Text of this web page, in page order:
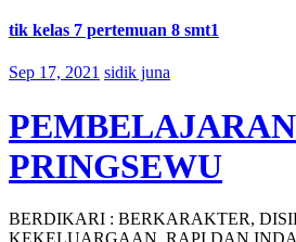
tik kelas 7 pertemuan 8 smt1
Sep 17, 2021 sidik juna
PRINGSEWU
BERDIKARI : BERKARAKTER,
KEKELUARGAAN, RAPI DAN